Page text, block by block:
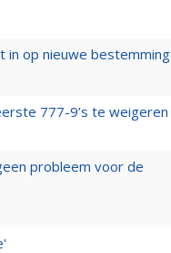
in op nieuwe
777-9’s te weigeren
probleem voor de